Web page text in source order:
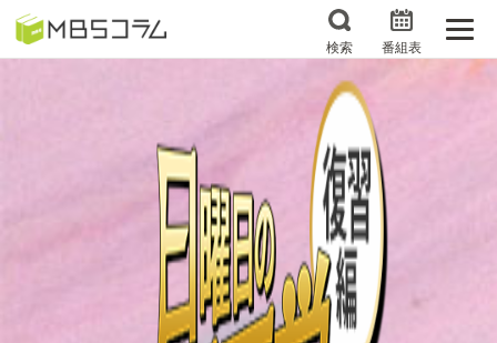
検索 番組表
エンタメMBS
3分で読める！『ザ・リー
ダー』たちの泣き笑い
もう一度楽しむプレバト
サタプラ ～気になる情
報をちょこっとプラス～
所さんお届けモノです！
の気になるトコロ
月曜の蛙、大海を知る。